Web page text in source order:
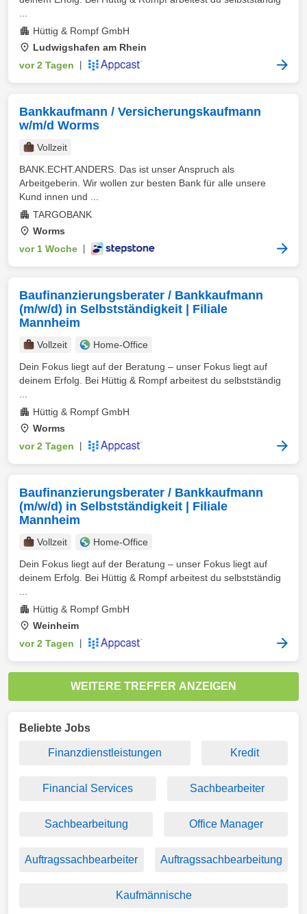
Hüttig & Rompf GmbH
Ludwigshafen am Rhein
vor 2 Tagen
Bankkaufmann / Versicherungskaufmann
w/m/d Worms
Vollzeit
BANK.ECHT.ANDERS. Das ist unser Anspruch als
Arbeitgeberin. Wir wollen zur besten Bank für alle unsere
Kund innen und ...
TARGOBANK
Worms
vor 1 Woche
Baufinanzierungsberater / Bankkaufmann
(m/w/d) in Selbstständigkeit | Filiale
Mannheim
Vollzeit
Home-Office
Dein Fokus liegt auf der Beratung – unser Fokus liegt auf
deinem Erfolg. Bei Hüttig & Rompf arbeitest du selbstständig
Hüttig & Rompf GmbH
Worms
vor 2 Tagen
Baufinanzierungsberater / Bankkaufmann
(m/w/d) in Selbstständigkeit | Filiale
Mannheim
Vollzeit
Home-Office
Dein Fokus liegt auf der Beratung – unser Fokus liegt auf
deinem Erfolg. Bei Hüttig & Rompf arbeitest du selbstständig
Hüttig & Rompf GmbH
Weinheim
vor 2 Tagen
WEITERE TREFFER ANZEIGEN
Beliebte Jobs
Finanzdienstleistungen Kredit
Financial Services Sachbearbeiter
Sachbearbeitung Office Manager
Auftragssachbearbeiter Auftragssachbearbeitung
Kaufmännische